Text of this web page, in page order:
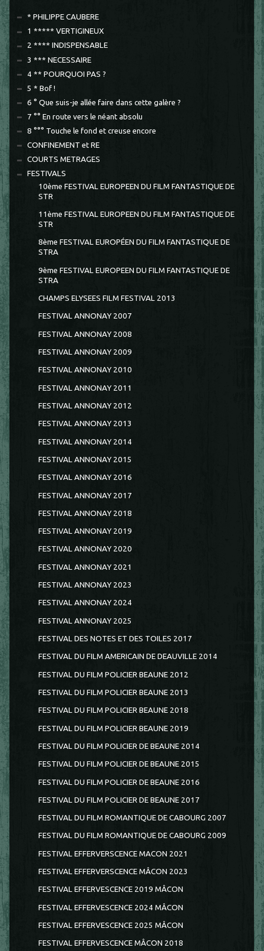
* PHILIPPE CAUBERE
1 ***** VERTIGINEUX
2 **** INDISPENSABLE
3 *** NECESSAIRE
4 ** POURQUOI PAS ?
5 * Bof !
6 ° Que suis-je allée faire dans cette galère ?
7 °° En route vers le néant absolu
8 °°° Touche le fond et creuse encore
CONFINEMENT et RE
COURTS METRAGES
FESTIVALS
10ème FESTIVAL EUROPEEN DU FILM FANTASTIQUE DE
STR
11ème FESTIVAL EUROPEEN DU FILM FANTASTIQUE DE
STR
8ème FESTIVAL EUROPÉEN DU FILM FANTASTIQUE DE
STRA
9ème FESTIVAL EUROPEEN DU FILM FANTASTIQUE DE
STRA
CHAMPS ELYSEES FILM FESTIVAL 2013
FESTIVAL ANNONAY 2007
FESTIVAL ANNONAY 2008
FESTIVAL ANNONAY 2009
FESTIVAL ANNONAY 2010
FESTIVAL ANNONAY 2011
FESTIVAL ANNONAY 2012
FESTIVAL ANNONAY 2013
FESTIVAL ANNONAY 2014
FESTIVAL ANNONAY 2015
FESTIVAL ANNONAY 2016
FESTIVAL ANNONAY 2017
FESTIVAL ANNONAY 2018
FESTIVAL ANNONAY 2019
FESTIVAL ANNONAY 2020
FESTIVAL ANNONAY 2021
FESTIVAL ANNONAY 2023
FESTIVAL ANNONAY 2024
FESTIVAL ANNONAY 2025
FESTIVAL DES NOTES ET DES TOILES 2017
FESTIVAL DU FILM AMERICAIN DE DEAUVILLE 2014
FESTIVAL DU FILM POLICIER BEAUNE 2012
FESTIVAL DU FILM POLICIER BEAUNE 2013
FESTIVAL DU FILM POLICIER BEAUNE 2018
FESTIVAL DU FILM POLICIER BEAUNE 2019
FESTIVAL DU FILM POLICIER DE BEAUNE 2014
FESTIVAL DU FILM POLICIER DE BEAUNE 2015
FESTIVAL DU FILM POLICIER DE BEAUNE 2016
FESTIVAL DU FILM POLICIER DE BEAUNE 2017
FESTIVAL DU FILM ROMANTIQUE DE CABOURG 2007
FESTIVAL DU FILM ROMANTIQUE DE CABOURG 2009
FESTIVAL EFFERVERSCENCE MACON 2021
FESTIVAL EFFERVERSCENCE MÂCON 2023
FESTIVAL EFFERVESCENCE 2019 MÂCON
FESTIVAL EFFERVESCENCE 2024 MÂCON
FESTIVAL EFFERVESCENCE 2025 MÂCON
FESTIVAL EFFERVESCENCE MÂCON 2018